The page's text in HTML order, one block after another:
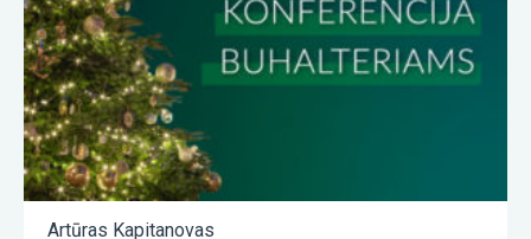
Artūras Kapitanovas